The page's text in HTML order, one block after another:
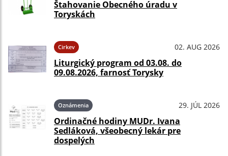
Štahovanie Obecného úradu v
Toryskách
Cirkev 02. AUG 2026
Liturgický program od 03.08. do
09.08.2026, farnosť Torysky
Oznámenia 29. JÚL 2026
Ordinačné hodiny MUDr. Ivana
Sedláková, všeobecný lekár pre
dospelých